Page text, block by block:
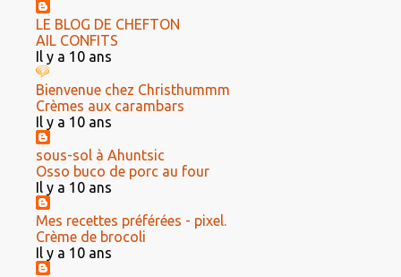
LE BLOG DE CHEFTON
AIL CONFITS
Il y a 10 ans
Bienvenue chez Christhummm
Crèmes aux carambars
Il y a 10 ans
sous-sol à Ahuntsic
Osso buco de porc au four
Il y a 10 ans
Mes recettes préférées - pixel.
Crème de brocoli
Il y a 10 ans